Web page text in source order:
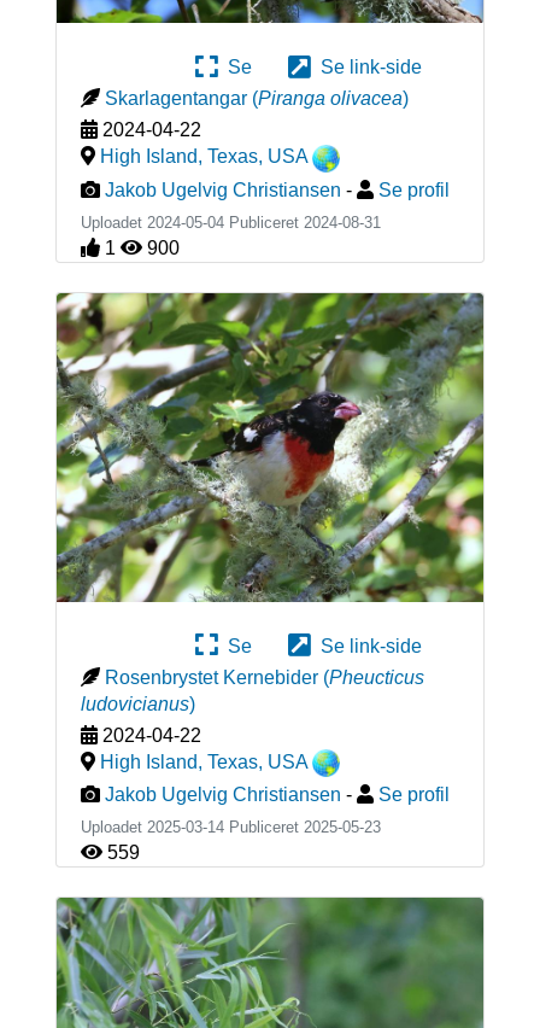
Se
Se link-side
Skarlagentangar (Piranga olivacea)
2024-04-22
High Island, Texas, USA
Jakob Ugelvig Christiansen - Se profil
Uploadet 2024-05-04 Publiceret 2024-08-31
1 900
Se
Se link-side
Rosenbrystet Kernebider (Pheucticus
ludovicianus)
2024-04-22
High Island, Texas, USA
Jakob Ugelvig Christiansen - Se profil
Uploadet 2025-03-14 Publiceret 2025-05-23
559